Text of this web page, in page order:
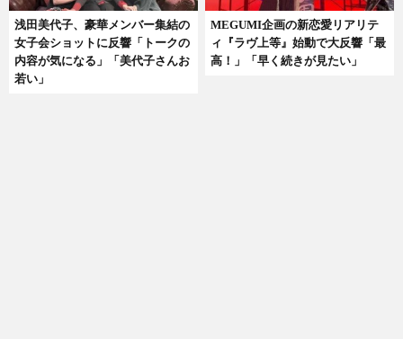
浅田美代子、豪華メンバー集結の
女子会ショットに反響「トークの
内容が気になる」「美代子さんお
若い」
MEGUMI企画の新恋愛リアリテ
ィ『ラヴ上等』始動で大反響「最
高！」「早く続きが見たい」